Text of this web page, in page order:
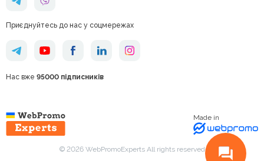
Приєднуйтесь до нас у соцмережах
Нас вже 95000 підписників
Made in
© 2026 WebPromoExperts All rights reserved